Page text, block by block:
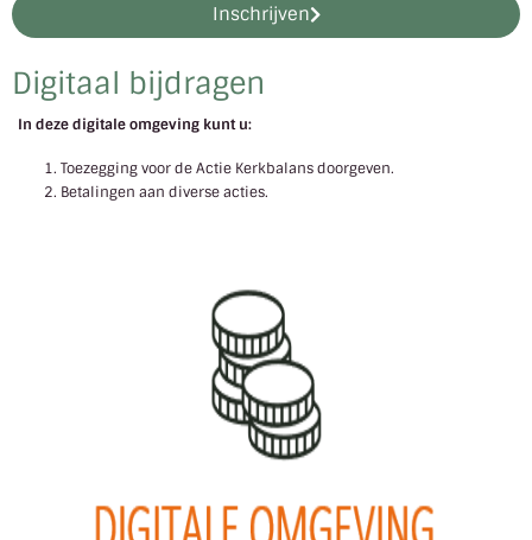
Digitaal bijdragen
In deze digitale omgeving kunt u:
Toezegging voor de Actie Kerkbalans doorgeven.
Betalingen aan diverse acties.
Inschrijven